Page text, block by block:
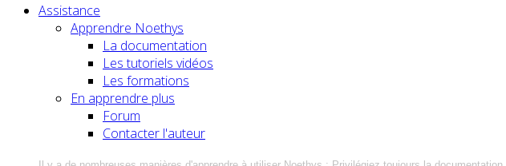
Assistance
Apprendre Noethys
La documentation
Les tutoriels vidéos
Les formations
En apprendre plus
Forum
Contacter l'auteur